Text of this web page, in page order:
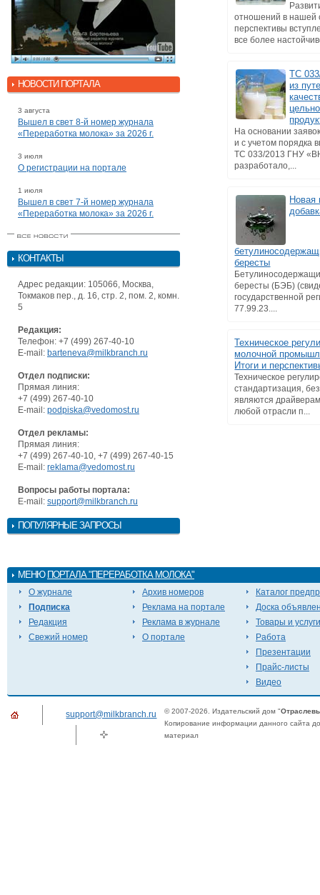
НОВОСТИ ПОРТАЛА
3 августа
Вышел в свет 8-й номер журнала
«Переработка молока» за 2026 г.
3 июля
О регистрации на портале
1 июля
Вышел в свет 7-й номер журнала
«Переработка молока» за 2026 г.
КОНТАКТЫ
Адрес редакции: 105066, Москва,
Токмаков пер., д. 16, стр. 2, пом. 2, комн.
5
Редакция:
Телефон: +7 (499) 267-40-10
E-mail: barteneva@milkbranch.ru
Отдел подписки:
Прямая линия:
+7 (499) 267-40-10
E-mail: podpiska@vedomost.ru
Отдел рекламы:
Прямая линия:
+7 (499) 267-40-10, +7 (499) 267-40-15
E-mail: reklama@vedomost.ru
Вопросы работы портала:
E-mail: support@milkbranch.ru
ПОПУЛЯРНЫЕ ЗАПРОСЫ
отношений в нашей
перспективы
все более
ТС
из
На основании
и с учетом порядка
ТС 033/2013 ГНУ
разработало,...
Новая
бересты
бересты (БЭБ)
государственной
77.99.23....
Техническое
молочной
Итоги и
Техническое
стандартизация,
являются
любой отрасли п...
МЕНЮ ПОРТАЛА "ПЕРЕРАБОТКА МОЛОКА"
О журнале
Подписка
Редакция
Свежий номер
Архив номеров
Реклама на портале
Реклама в журнале
О портале
Каталог
Доска
Товары и услуги
Работа
Презентации
Прайс-листы
Видео
support@milkbranch.ru © 2007-2026. Издательский дом "
Копирование информации данного сайта
материал